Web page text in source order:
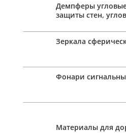
Демпферы
защиты стен,
Зеркала
Фонари
Материалы для